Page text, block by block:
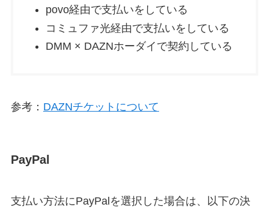
povo経由で支払いをしている
コミュファ光経由で支払いをしている
DMM × DAZNホーダイで契約している
参考： DAZNチケットについて
PayPal
支払い方法にPayPalを選択した場合は、以下の決